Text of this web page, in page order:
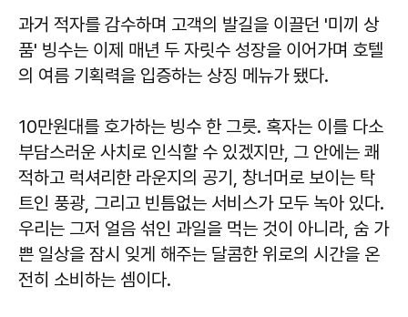
과거 적자를 감수하며 고객의 발길을 이끌던 '미끼 상
품' 빙수는 이제 매년 두 자릿수 성장을 이어가며 호텔
의 여름 기획력을 입증하는 상징 메뉴가 됐다.
10만원대를 호가하는 빙수 한 그릇. 혹자는 이를 다소
부담스러운 사치로 인식할 수 있겠지만, 그 안에는 쾌
적하고 럭셔리한 라운지의 공기, 창너머로 보이는 탁
트인 풍광, 그리고 빈틈없는 서비스가 모두 녹아 있다.
우리는 그저 얼음 섞인 과일을 먹는 것이 아니라, 숨 가
쁜 일상을 잠시 잊게 해주는 달콤한 위로의 시간을 온
전히 소비하는 셈이다.